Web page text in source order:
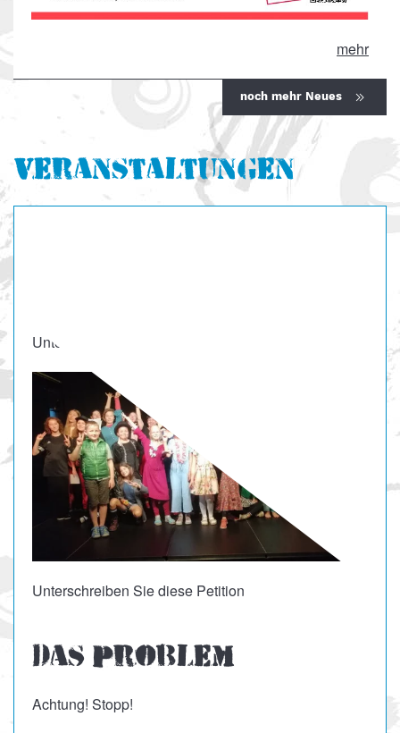
mehr
noch mehr Neues
Veranstaltungen
Unterschreiben Sie diese Petition
Unterschreiben Sie diese Petition
Das Problem
Achtung! Stopp!